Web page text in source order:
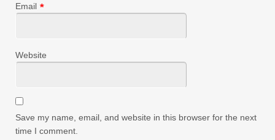
Email *
Website
Save my name, email, and website in this browser for the next
time I comment.